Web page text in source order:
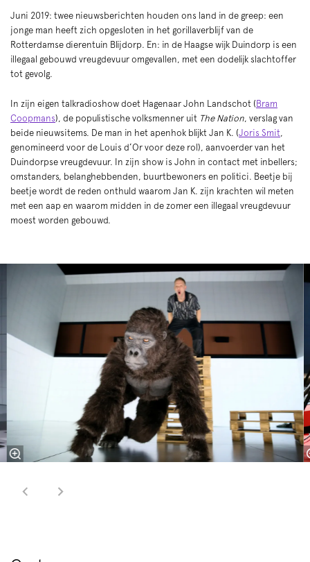
Juni 2019: twee nieuwsberichten houden ons land in de greep: een
jonge man heeft zich opgesloten in het gorillaverblijf van de
Rotterdamse dierentuin Blijdorp. En: in de Haagse wijk Duindorp is een
illegaal gebouwd vreugdevuur omgevallen, met een dodelijk slachtoffer
tot gevolg.
In zijn eigen talkradioshow doet Hagenaar John Landschot ( Bram
Coopmans), de populistische volksmenner uit The Nation, verslag van
beide nieuwsitems. De man in het apenhok blijkt Jan K. (Joris Smit,
genomineerd voor de Louis d’Or voor deze rol), aanvoerder van het
Duindorpse vreugdevuur. In zijn show is John in contact met inbellers;
omstanders, belanghebbenden, buurtbewoners en politici. Beetje bij
beetje wordt de reden onthuld waarom Jan K. zijn krachten wil meten
met een aap en waarom midden in de zomer een illegaal vreugdevuur
moest worden gebouwd.